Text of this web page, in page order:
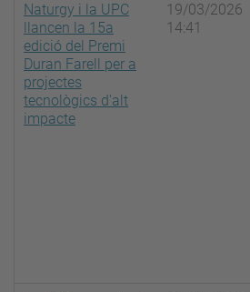
Naturgy i la UPC
llancen la 15a
edició del Premi
Duran Farell per a
projectes
tecnològics d'alt
impacte
19/03/2026
14:41